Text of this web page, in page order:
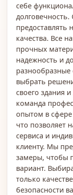
себе
качества. Все
прочных
надежность и
выбрать
своего здания
команда
опытом в сфере
что позволяет
сервиса и
клиенту. Мы
замеры, чтобы
вариант.
только
безопасности